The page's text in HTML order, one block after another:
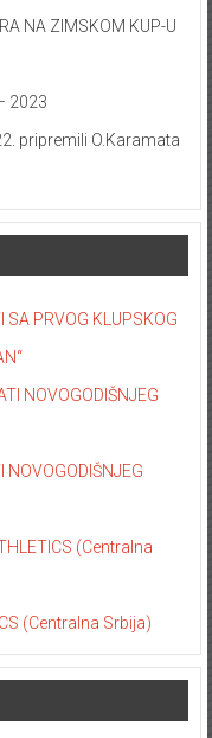
NA ZIMSKOM KUP-U
2023
pripremili O.Karamata
SA PRVOG KLUPSKOG
NOVOGODIŠNJEG
NOVOGODIŠNJEG
(Centralna
(Centralna Srbija)